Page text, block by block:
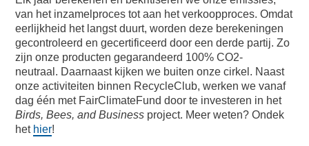
van het inzamelproces tot aan het verkoopproces. Omdat
eerlijkheid het langst duurt, worden deze berekeningen
gecontroleerd en gecertificeerd door een derde partij. Zo
zijn onze producten gegarandeerd 100% CO2-
neutraal. Daarnaast kijken we buiten onze cirkel. Naast
onze activiteiten binnen RecycleClub, werken we vanaf
dag één met FairClimateFund door te investeren in het
Birds, Bees, and Business project. Meer weten? Ondek
het hier!